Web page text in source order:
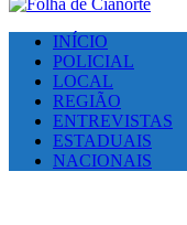
INÍCIO
POLICIAL
LOCAL
REGIÃO
ENTREVISTAS
ESTADUAIS
NACIONAIS